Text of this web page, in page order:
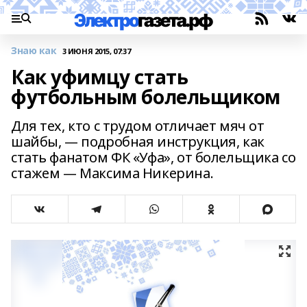
Знаю как 3 ИЮНЯ 2015, 07:37
Как уфимцу стать
футбольным болельщиком
Для тех, кто с трудом отличает мяч от
шайбы, — подробная инструкция, как
стать фанатом ФК «Уфа», от болельщика со
стажем — Максима Никерина.